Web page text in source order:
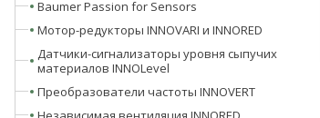
Baumer Passion for Sensors
Мотор-редукторы INNOVARI и INNORED
Датчики-сигнализаторы уровня сыпучих
материалов INNOLevel
Преобразователи частоты INNOVERT